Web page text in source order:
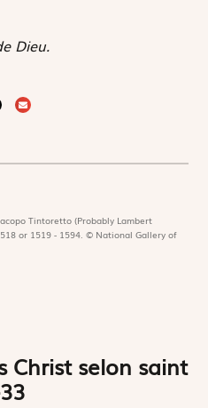
Dieu.
Tintoretto (Probably Lambert
or 1519 - 1594. © National Gallery of
Christ selon saint